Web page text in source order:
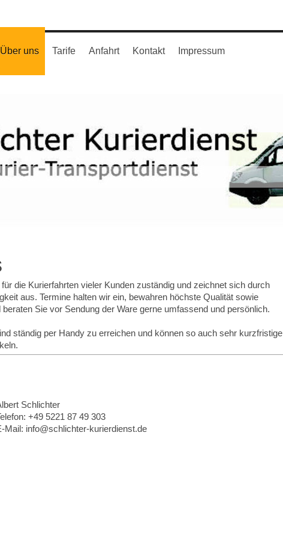
Über uns Tarife Anfahrt Kontakt Impressum
die Kurierfahrten vieler Kunden zuständig und zeichnet sich durch
aus. Termine halten wir ein, bewahren höchste Qualität sowie
Sie vor Sendung der Ware gerne umfassend und persönlich.
ständig per Handy zu erreichen und können so auch sehr kurzfristige
Schlichter
+49 5221 87 49 303
Mail: info@schlichter-kurierdienst.de